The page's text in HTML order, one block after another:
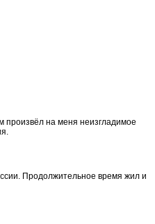
произвёл на меня неизгладимое
Продолжительное время жил и